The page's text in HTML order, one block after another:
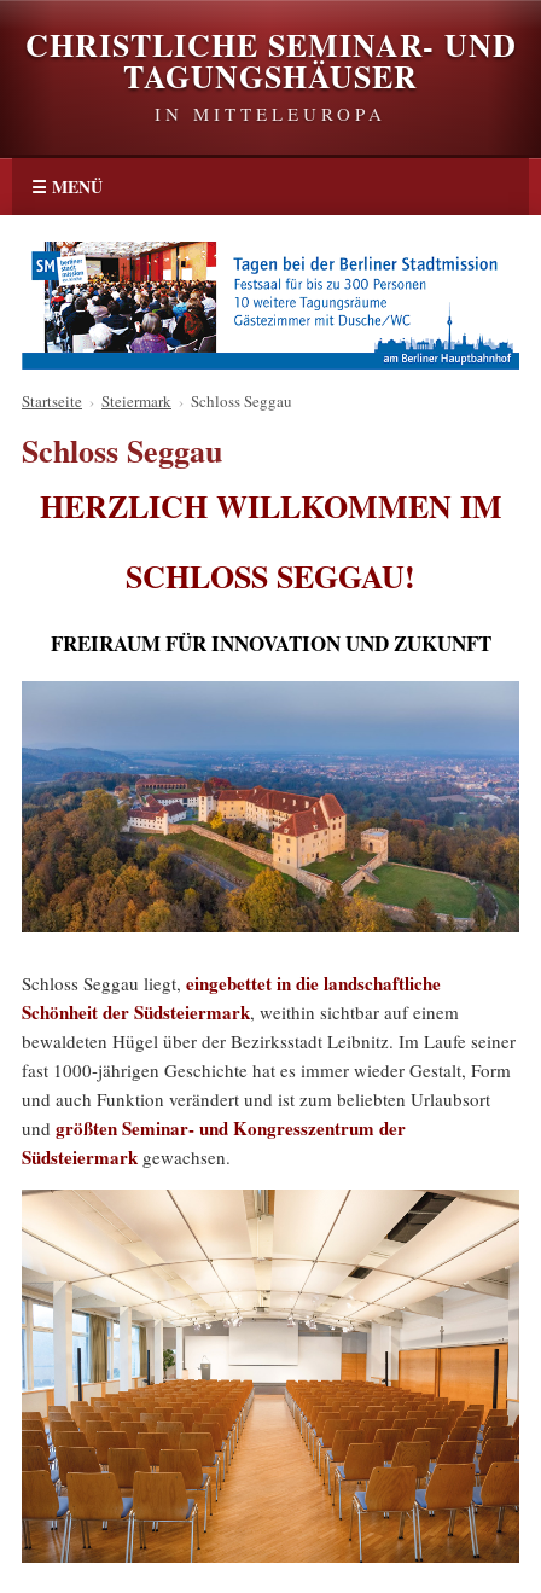
CHRISTLICHE SEMINAR- UND
TAGUNGSHÄUSER
IN MITTELEUROPA
☰ MENÜ
Startseite › Steiermark › Schloss Seggau
Schloss Seggau
HERZLICH WILLKOMMEN IM
SCHLOSS SEGGAU!
FREIRAUM FÜR INNOVATION UND ZUKUNFT
Schloss Seggau liegt, eingebettet in die landschaftliche
Schönheit der Südsteiermark, weithin sichtbar auf einem
bewaldeten Hügel über der Bezirksstadt Leibnitz. Im Laufe seiner
fast 1000-jährigen Geschichte hat es immer wieder Gestalt, Form
und auch Funktion verändert und ist zum beliebten Urlaubsort
und größten Seminar- und Kongresszentrum der
Südsteiermark gewachsen.